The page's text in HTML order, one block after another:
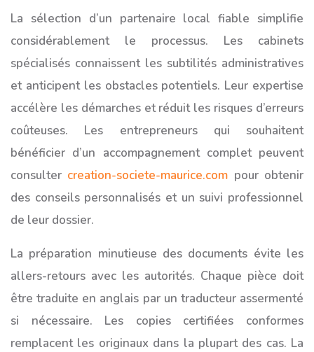
La sélection d’un partenaire local fiable simplifie
considérablement le processus. Les cabinets
spécialisés connaissent les subtilités administratives
et anticipent les obstacles potentiels. Leur expertise
accélère les démarches et réduit les risques d’erreurs
coûteuses. Les entrepreneurs qui souhaitent
bénéficier d’un accompagnement complet peuvent
consulter creation-societe-maurice.com pour obtenir
des conseils personnalisés et un suivi professionnel
de leur dossier.
La préparation minutieuse des documents évite les
allers-retours avec les autorités. Chaque pièce doit
être traduite en anglais par un traducteur assermenté
si nécessaire. Les copies certifiées conformes
remplacent les originaux dans la plupart des cas. La